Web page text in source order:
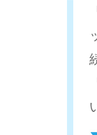
「